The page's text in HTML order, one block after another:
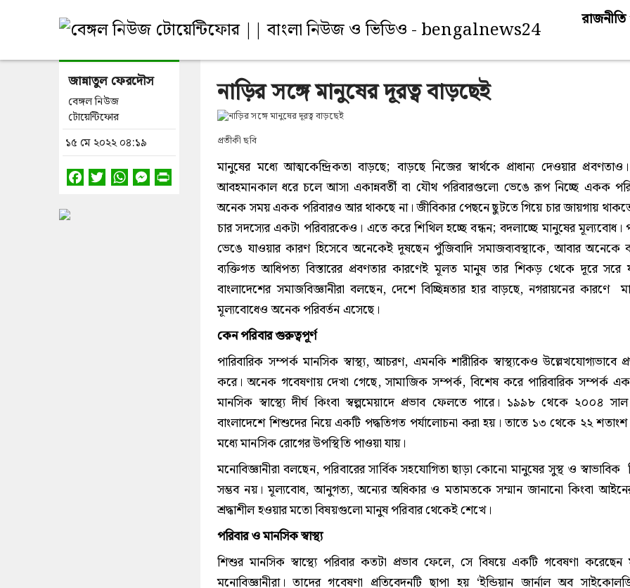
রাজনীতি
জান্নাতুল ফেরদৌস
বেঙ্গল নিউজ
টোয়েন্টিফোর
১৫ মে ২০২২ ০৪:১৯
নাড়ির সঙ্গে মানুষের দূরত্ব বাড়ছেই
প্রতীকী ছবি
মানুষের মধ্যে আত্মকেন্দ্রিকতা বাড়ছে; বাড়ছে নিজের স্বার্থকে প্রাধান্য দেওয়ার
আবহমানকাল ধরে চলে আসা একান্নবর্তী বা যৌথ পরিবারগুলো ভেঙে রূপ নিচ্ছে একক
অনেক সময় একক পরিবারও আর থাকছে না। জীবিকার পেছনে ছুটতে গিয়ে চার জায়গায়
চার সদস্যের একটা পরিবারকেও। এতে করে শিথিল হচ্ছে বন্ধন; বদলাচ্ছে মানুষের মূল্যবোধ।
ভেঙে যাওয়ার কারণ হিসেবে অনেকেই দূষছেন পুঁজিবাদি সমাজব্যবস্থাকে, আবার অনেকে
ব্যক্তিগত আধিপত্য বিস্তারের প্রবণতার কারণেই মূলত মানুষ তার শিকড় থেকে দূরে সরে
বাংলাদেশের সমাজবিজ্ঞানীরা বলছেন, দেশে বিচ্ছিন্নতার হার বাড়ছে, নগরায়নের কারণে
মূল্যবোধেও অনেক পরিবর্তন এসেছে।
কেন পরিবার গুরুত্বপূর্ণ
পারিবারিক সম্পর্ক মানসিক স্বাস্থ্য, আচরণ, এমনকি শারীরিক স্বাস্থ্যকেও উল্লেখযোগ্যভাবে
করে। অনেক গবেষণায় দেখা গেছে, সামাজিক সম্পর্ক, বিশেষ করে পারিবারিক সম্পর্ক
মানসিক স্বাস্থ্যে দীর্ঘ কিংবা স্বল্পমেয়াদে প্রভাব ফেলতে পারে। ১৯৯৮ থেকে ২০০৪ সাল
বাংলাদেশে শিশুদের নিয়ে একটি পদ্ধতিগত পর্যালোচনা করা হয়। তাতে ১৩ থেকে ২২
মধ্যে মানসিক রোগের উপস্থিতি পাওয়া যায়।
মনোবিজ্ঞানীরা বলছেন, পরিবারের সার্বিক সহযোগিতা ছাড়া কোনো মানুষের সুস্থ ও স্বাভাবিক
সম্ভব নয়। মূল্যবোধ, আনুগত্য, অন্যের অধিকার ও মতামতকে সম্মান জানানো কিংবা
শ্রদ্ধাশীল হওয়ার মতো বিষয়গুলো মানুষ পরিবার থেকেই শেখে।
পরিবার ও মানসিক স্বাস্থ্য
শিশুর মানসিক স্বাস্থ্যে পরিবার কতটা প্রভাব ফেলে, সে বিষয়ে একটি গবেষণা করেছেন
মনোবিজ্ঞানীরা। তাদের গবেষণা প্রতিবেদনটি ছাপা হয় ‘ইন্ডিয়ান জার্নাল অব